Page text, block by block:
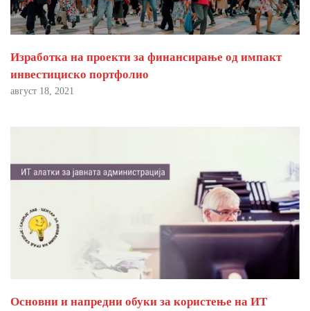
Изработка на проекти за финансирање од импакт
инвестициско портфолио
август 18, 2021
Основни и напредни обуки за користење на ИТ